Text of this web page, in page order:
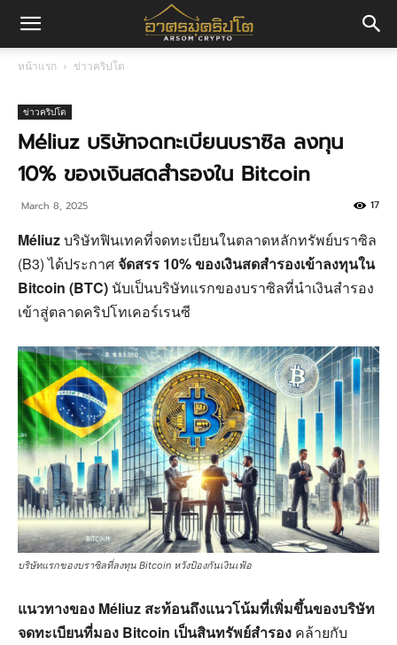
มค
ปโต
หน้าแรก ข่าวคริปโต
ข่าวคริปโต
Méliuz บริษัทจดทะเบียนบราซิล ลงทุน
10% ของเงินสดสำรองใน Bitcoin
March 8, 2025 17
Méliuzบริษัทฟินเทคที่จดทะเบียนในตลาดหลักทรัพย์บราซิล
(B3) ได้ประกาศจัดสรร 10% ของเงินสดสำรองเข้าลงทุนใน
Bitcoin (BTC) นับเป็นบริษัทแรกของบราซิลที่นำเงินสำรอง
เข้าสู่ตลาดคริปโทเคอร์เรนซี
บริษัทแรกของบราซิลที่ลงทุน Bitcoin หวังป้องกันเงินเฟ้อ
แนวทางของ Méliuz สะท้อนถึงแนวโน้มที่เพิ่มขึ้นของบริษัท
จดทะเบียนที่มอง Bitcoin เป็นสินทรัพย์สำรอง คล้ายกับ